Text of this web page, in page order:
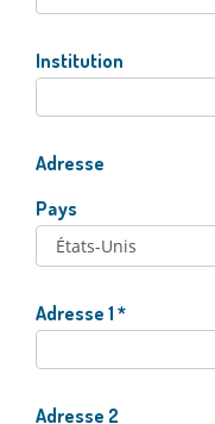
Institution
Adresse
Pays
Adresse 1 *
Adresse 2